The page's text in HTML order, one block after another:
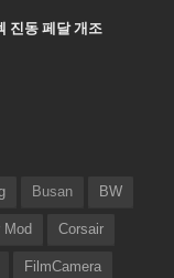
진동 페달 개조
Busan BW
Mod Corsair
FilmCamera